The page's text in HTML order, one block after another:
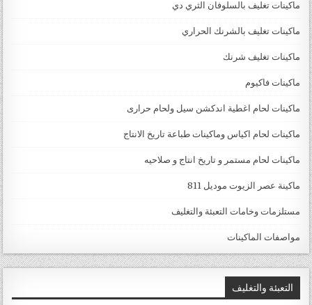
ماكينات تغليف بالسلوفان الثري دي
ماكينات تغليف بالشرنك الحراري
ماكينات تغليف شرنك
ماكينات فاكيوم
ماكينات لحام اغطية اندكشن سيل ولحام حرارى
ماكينات لحام اكياس وماكينات طباعة تاريخ الانتاج
ماكينات لحام مستمر و تاريخ انتاج و صلاحيه
ماكينة عصر الزيوت موديل 811
مستلزمات وخامات التعبئة والتغليف
مواصفات الماكينات
التعبئة والتغليف